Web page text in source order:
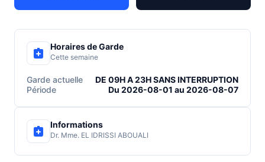
Horaires de Garde
Cette semaine
Garde actuelle
DE 09H A 23H SANS INTERRUPTION
Période
Du 2026-08-01 au 2026-08-07
Informations
Dr. Mme. EL IDRISSI ABOUALI